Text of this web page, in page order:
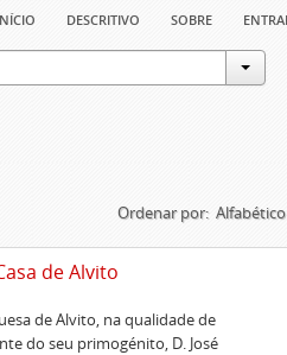
descritivo sobre
Ordenar por: Alfabético
de Alvito
de Alvito, na qualidade de
do seu primogénito, D. José